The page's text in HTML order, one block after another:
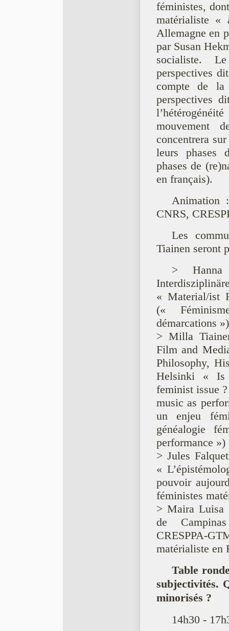
féministes,
matérialiste
Allemagne en
par Susan
socialiste.
perspectives
compte de la
perspectives
mouvement
concentrera
leurs phases
phases de
en français).
Animation
CNRS,
Les
Tiainen seront
>
« Material/ist
(«
démarcations »)
> Milla
Film and
Philosophy,
Helsinki « Is
feminist issue
music as
un enjeu
généalogie
performance »)
> Jules
«
pouvoir
féministes
> Maira Luisa
de
CRESPPA-
matérialiste en
Table
subjectivités.
minorisés ?
14h30 -